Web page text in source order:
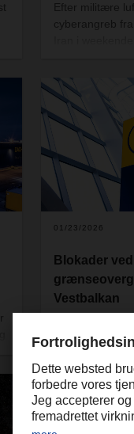
Efter militære
cyberangreb
internationale
regionen i
forstyrret.
01/23/2026
Blokader ved
Vestbalkan
2026. Det kan
information her.